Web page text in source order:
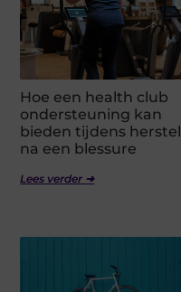
Hoe een health club
ondersteuning kan
bieden tijdens herstel
na een blessure
Lees verder ➜